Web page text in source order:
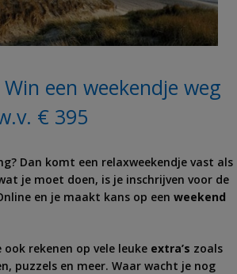
Win een weekendje weg
€ 395
Dan komt een relaxweekendje vast als
je moet doen, is je inschrijven voor de
en je maakt kans op een weekend
rekenen op vele leuke extra’s zoals
puzzels en meer. Waar wacht je nog